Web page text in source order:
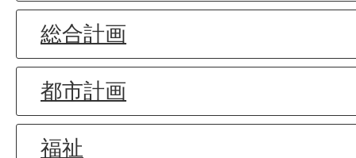
総合計画
都市計画
福祉